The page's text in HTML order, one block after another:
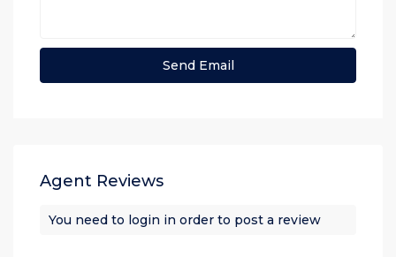
Agent Reviews
You need to login in order to post a review